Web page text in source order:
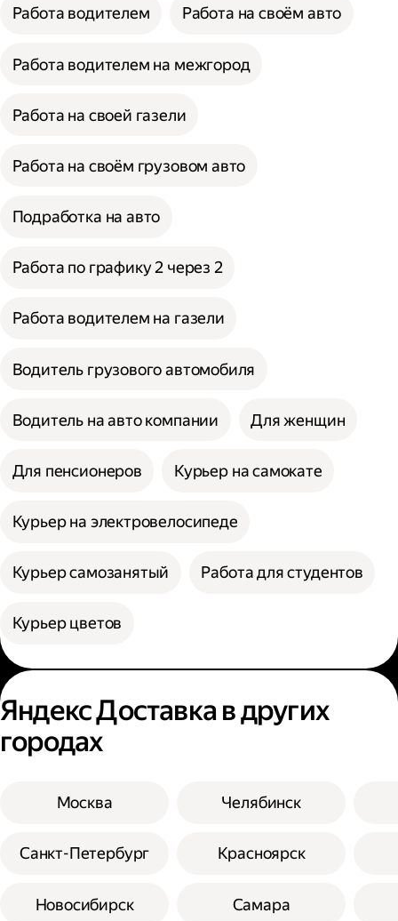
Работа водителем Работа на своём авто
Работа водителем на межгород
Работа на своей газели
Работа на своём грузовом авто
Подработка на авто
Работа по графику 2 через 2
Работа водителем на газели
Водитель грузового автомобиля
Водитель на авто компании Для женщин
Для пенсионеров Курьер на самокате
Курьер на электровелосипеде
Курьер самозанятый Работа для студентов
Курьер цветов
Яндекс Доставка в других
городах
Москва
Санкт-Петербург
Новосибирск
Челябинск
Красноярск
Самара